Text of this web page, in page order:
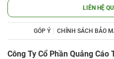
LIÊN HỆ
GÓP Ý CHÍNH SÁCH BẢO
Công Ty Cổ Phần Quảng Cáo